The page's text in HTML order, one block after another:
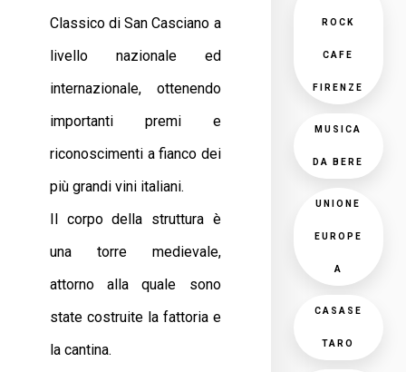
Classico di San Casciano a
livello nazionale ed
internazionale, ottenendo
importanti premi e
riconoscimenti a fianco dei
più grandi vini italiani.
Il corpo della struttura è
una torre medievale,
attorno alla quale sono
state costruite la fattoria e
la cantina.
ROCK
CAFE
FIRENZE
MUSICA
DA BERE
UNIONE
EUROPE
A
CASASE
TARO